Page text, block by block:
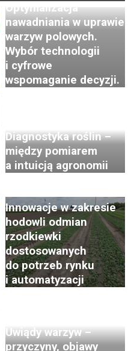
Optymalizacja
nawadniania w uprawie
warzyw polowych.
Wybór technologii
i cyfrowe
wspomaganie decyzji.
Diagnostyka roślin –
między pomiarem
a intuicją agronomii
Postępy i trendy
Innowacje w zakresie
hodowli odmian
rzodkiewki
dostosowanych
do potrzeb rynku
i automatyzacji
Uwiądy warzyw –
przyczyny, objawy